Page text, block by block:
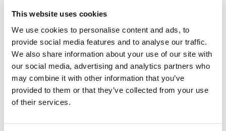
This website uses cookies
We use cookies to personalise content and ads, to
provide social media features and to analyse our traffic.
We also share information about your use of our site with
our social media, advertising and analytics partners who
may combine it with other information that you’ve
provided to them or that they’ve collected from your use
of their services.
questionnaire, vous aurez accès à une analyse
complète. Dans le cas contraire, vous ne verrez que
votre résultat Balance.
Vos réponses sont importantes
Le mieux est de répondre aux questions au moment
où vous faites le test. Vous pouvez accéder à tous